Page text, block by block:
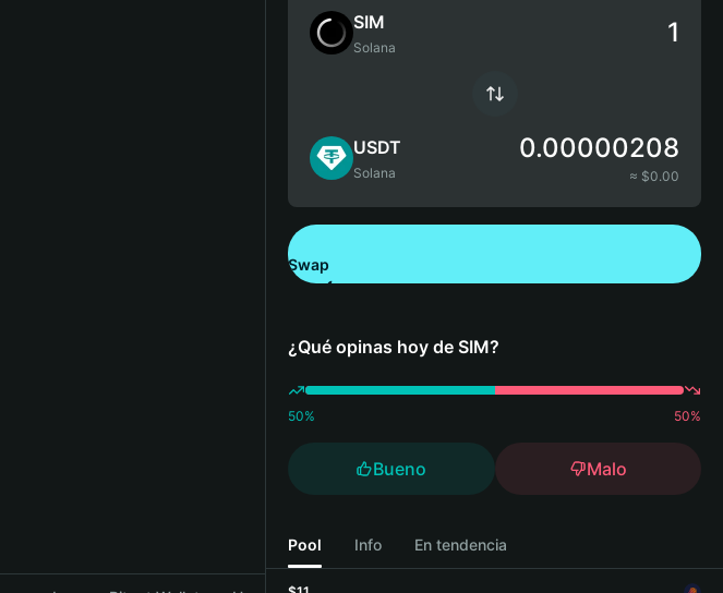
SIM
Solana
USDT
Solana
0.00000208
≈ $0.00
Swap
¿Qué opinas hoy de SIM?
50% 50%
Bueno Malo
Pool Info En tendencia